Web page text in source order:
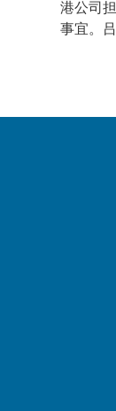
港公司
事宜。